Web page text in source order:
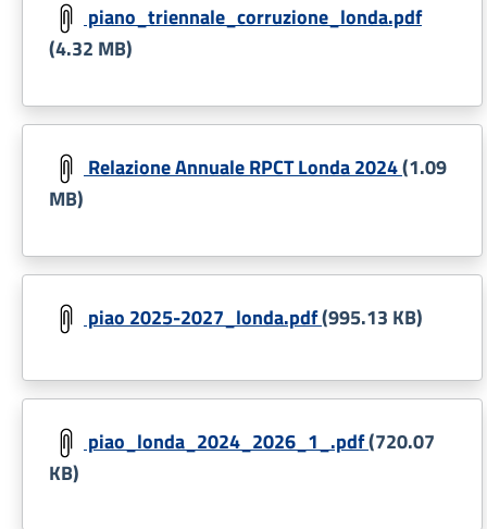
piano_triennale_corruzione_londa.pdf
(4.32 MB)
Relazione Annuale RPCT Londa 2024(1.09
MB)
piao 2025-2027_londa.pdf(995.13 KB)
piao_londa_2024_2026_1_.pdf(720.07
KB)